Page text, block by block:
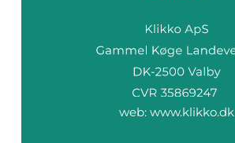
web: www.klikko.dk